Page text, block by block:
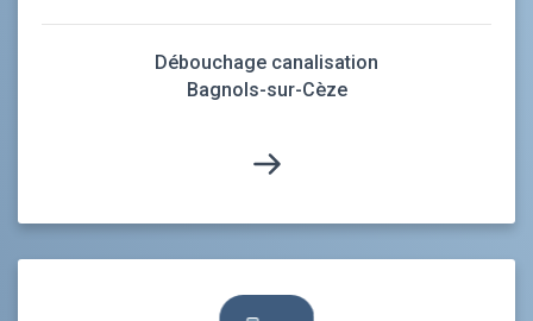
Débouchage canalisation
Bagnols-sur-Cèze